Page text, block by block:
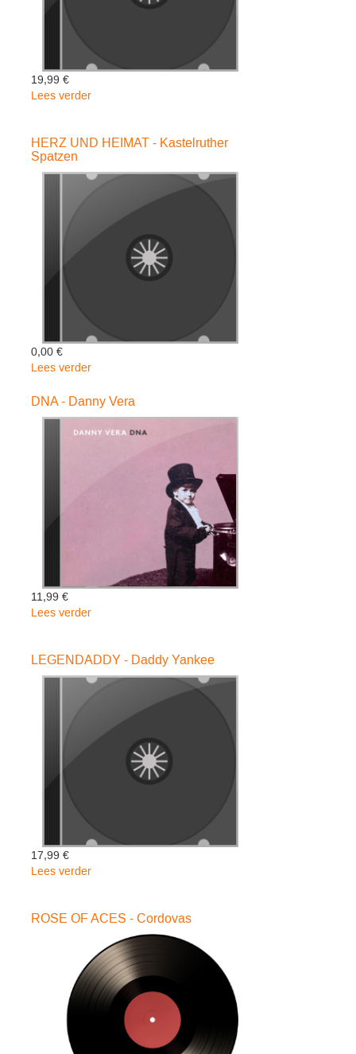
19,99 €
Lees verder
LIGHT
Buxton
HERZ UND HEIMAT - Kastelruther
Spatzen
0,00 €
Lees verder
UND
HEIMAT
-
DNA - Danny Vera
11,99 €
Lees verder
Danny
Vera
LEGENDADDY - Daddy Yankee
17,99 €
Lees verder
Daddy
Yankee
ROSE OF ACES - Cordovas